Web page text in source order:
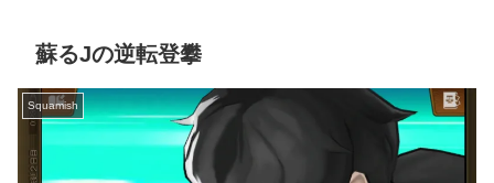
蘇るJの逆転登攀
Squamish